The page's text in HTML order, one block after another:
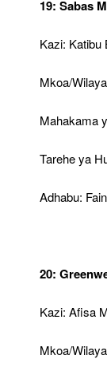
19: Sabas
Kazi: Katibu
Mkoa/
Mahakama
Tarehe ya
Adhabu:
20:
Kazi: Afisa
Mkoa/